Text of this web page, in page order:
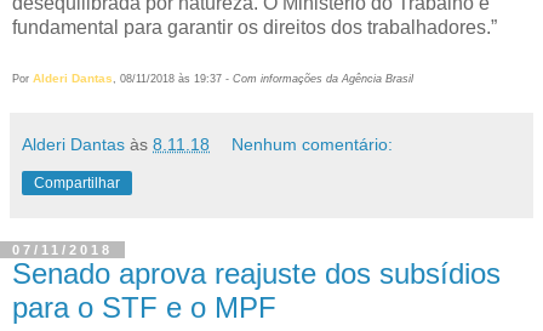
fundamental para garantir os direitos dos trabalhadores.”
Por Alderi Dantas, 08/11/2018 às 19:37 - Com informações da Agência Brasil
Alderi Dantas às 8.11.18 Nenhum comentário:
Compartilhar
07/11/2018
Senado aprova reajuste dos subsídios
para o STF e o MPF